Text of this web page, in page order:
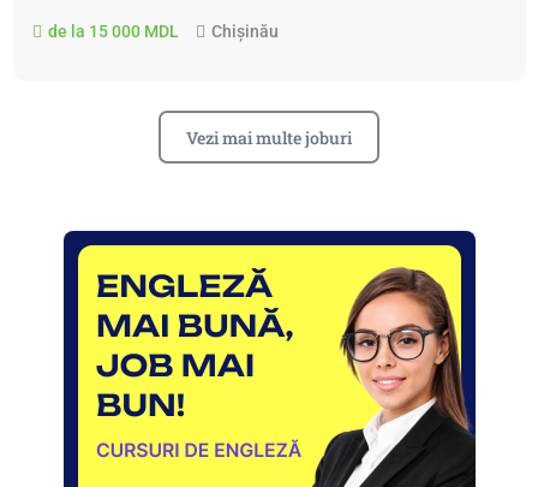
de la 15 000 MDL Chișinău
Vezi mai multe joburi